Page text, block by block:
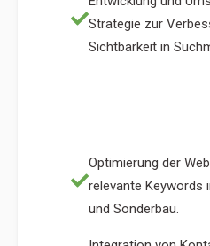
Strategie zur
Sichtbarkeit in
Optimierung der
relevante Keywords
und Sonderbau.